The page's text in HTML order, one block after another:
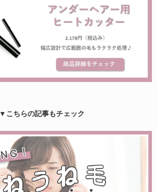
▼こちらの記事もチェック